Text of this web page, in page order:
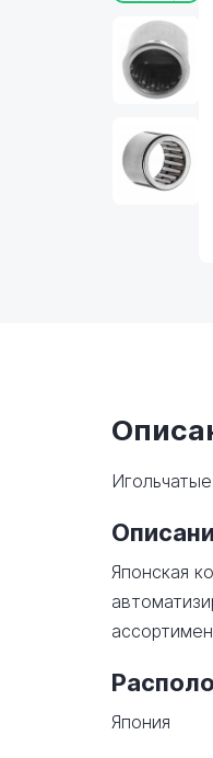
Японская
Япония